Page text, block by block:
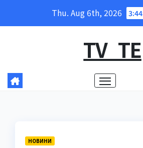
Thu. Aug 6th, 2026
TV_TE
НОВИНИ